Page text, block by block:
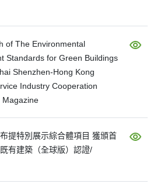
of The Environmental
Standards for Green Buildings
Shenzhen-Hong Kong
Industry Cooperation
Magazine
提特別展示綜合體項目 獲頒首
有建築（全球版）認證/